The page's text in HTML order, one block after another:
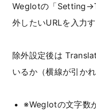
Weglotの「
外したいURLを入力す
除外設定後は
いるか（横線が引か
※Weglotの文字数